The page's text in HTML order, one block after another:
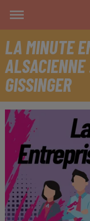
LA MINUTE
GISSINGER